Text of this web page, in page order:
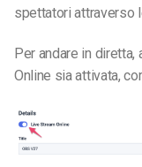
spettatori attraverso
Per andare in diretta,
Online sia attivata,